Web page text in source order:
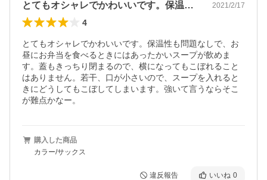
とてもオシャレでかわいいです。保温性も… 2021/2/17
4
とてもオシャレでかわいいです。保温性も問題なしで、お
昼にお弁当を食べるときにはあったかいスープが飲めま
す。蓋もきっちり閉まるので、横になってもこぼれること
はありません。若干、口が小さいので、スープを入れると
きにどうしてもこぼしてしまいます。強いて言うならそこ
が難点かなー。
購入した商品
カラー/サックス
違反報告 いいね 0